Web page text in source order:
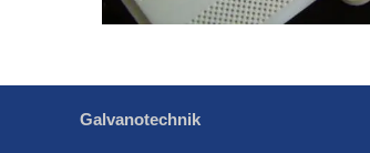
Galvanotechnik